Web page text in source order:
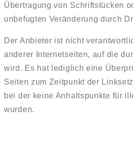
Übertragung von Schriftstücken
unbefugten Veränderung durch
Der Anbieter ist nicht
anderer Internetseiten, auf die
wird. Es hat lediglich eine
Seiten zum Zeitpunkt der
bei der keine Anhaltspunkte für
wurden.